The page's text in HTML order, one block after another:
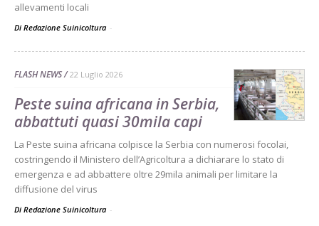
allevamenti locali
Di Redazione Suinicoltura -
FLASH NEWS 22 Luglio 2026
Peste suina africana in Serbia,
abbattuti quasi 30mila capi
La Peste suina africana colpisce la Serbia con numerosi focolai,
costringendo il Ministero dell’Agricoltura a dichiarare lo stato di
emergenza e ad abbattere oltre 29mila animali per limitare la
diffusione del virus
Di Redazione Suinicoltura -